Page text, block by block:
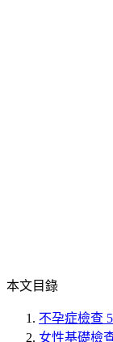
本文目錄
不孕症檢查
女性基礎檢